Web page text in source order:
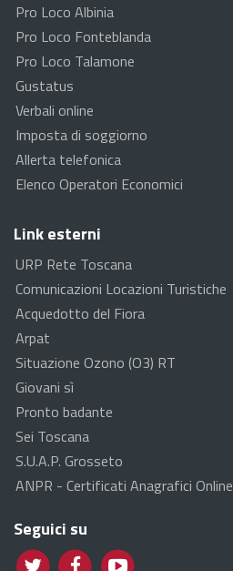
Pro Loco Albinia
Pro Loco Fonteblanda
Pro Loco Talamone
Gustatus
Verbali online
Imposta di soggiorno
Allerta telefonica
Elenco Operatori Economici
Link esterni
URP Rete Toscana
Comunicazioni Locazioni Turistiche
Acquedotto del Fiora
Arpat
Situazione Ozono (O3) RT
Giovani sì
Pronto badante
Sei Toscana
S.U.A.P. Grosseto
ANPR - Certificati Anagrafici Online
Seguici su